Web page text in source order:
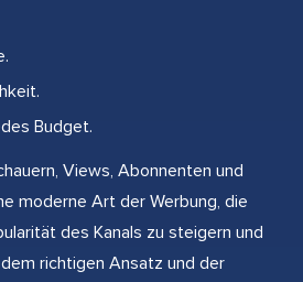
Budget.
Views, Abonnenten und
moderne Art der Werbung, die
des Kanals zu steigern und
richtigen Ansatz und der